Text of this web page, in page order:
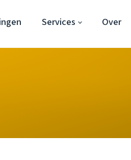
Services Over